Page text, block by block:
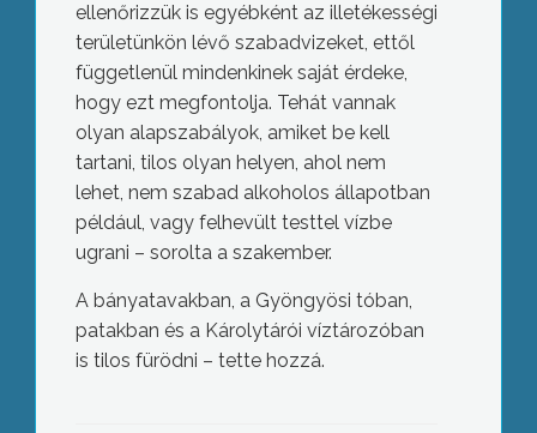
ellenőrizzük is egyébként az illetékességi
területünkön lévő szabadvizeket, ettől
függetlenül mindenkinek saját érdeke,
hogy ezt megfontolja. Tehát vannak
olyan alapszabályok, amiket be kell
tartani, tilos olyan helyen, ahol nem
lehet, nem szabad alkoholos állapotban
például, vagy felhevült testtel vízbe
ugrani – sorolta a szakember.
A bányatavakban, a Gyöngyösi tóban,
patakban és a Károlytárói víztározóban
is tilos fürödni – tette hozzá.
Száz éves a Modine